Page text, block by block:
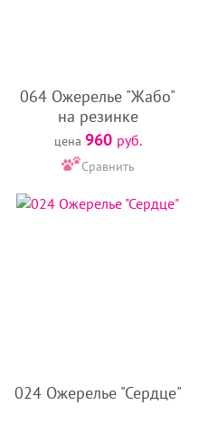
064 Ожерелье "Жабо"
на резинке
цена 960 руб.
Сравнить
024 Ожерелье "Сердце"